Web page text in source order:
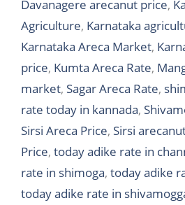
Davanagere arecanut price,
Agriculture, Karnataka
Karnataka Areca Market,
price, Kumta Areca Rate,
market, Sagar Areca Rate,
rate today in kannada,
Sirsi Areca Price, Sirsi
Price, today adike rate in
rate in shimoga, today adike
today adike rate in